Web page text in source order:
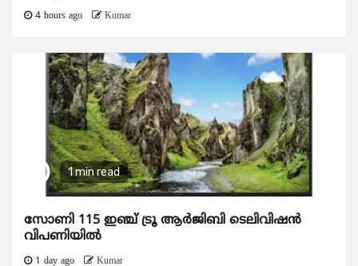
4 hours ago Kumar
1 min read
സോണി 115 ഇഞ്ച് ട്രൂ ആർജിബി ടെലിവിഷൻ
വിപണിയിൽ
1 day ago Kumar